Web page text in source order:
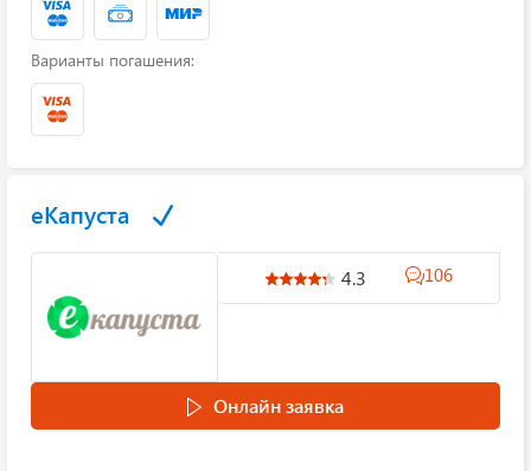
Варианты погашения:
еКапуста
4.3 106
Онлайн заявка